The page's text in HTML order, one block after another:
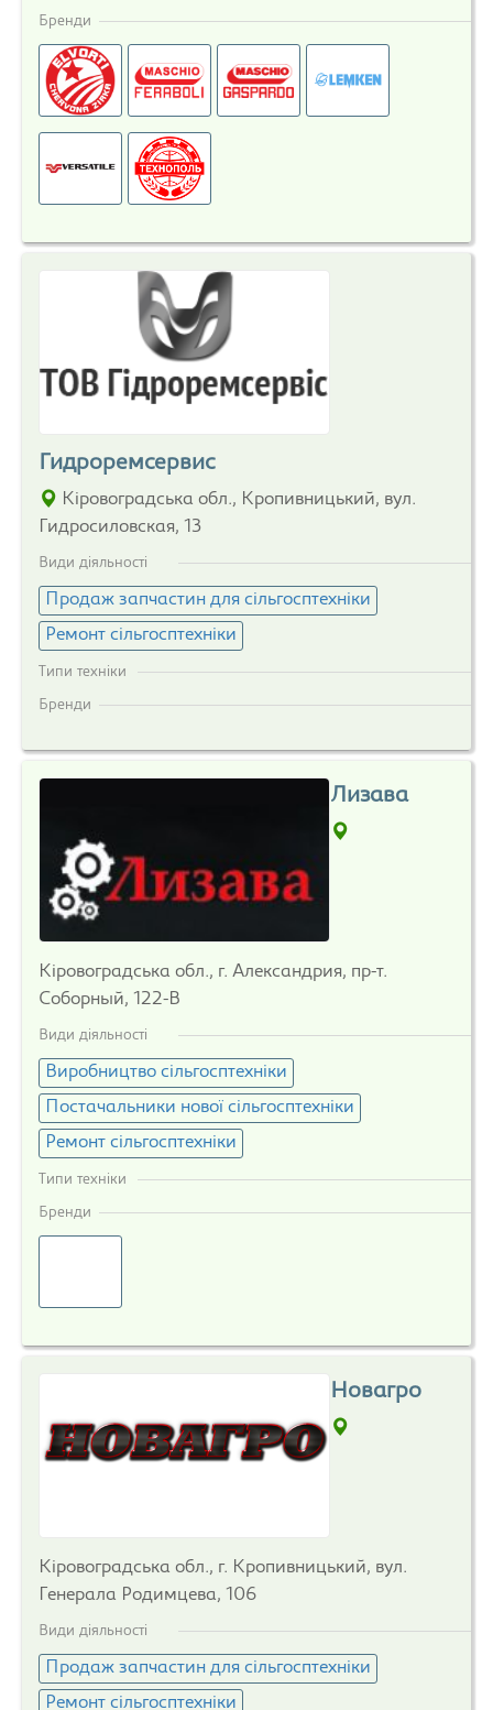
Бренди
Гидроремсервис
Кіровоградська обл., Кропивницький, вул.
Гидросиловская, 13
Види діяльності
Продаж запчастин для сільгосптехніки
Ремонт сільгосптехніки
Типи техніки
Бренди
Лизава
Кіровоградська обл., г. Александрия, пр-т.
Соборный, 122-В
Види діяльності
Виробництво сільгосптехніки
Постачальники нової сільгосптехніки
Ремонт сільгосптехніки
Типи техніки
Бренди
Новагро
Кіровоградська обл., г. Кропивницький, вул.
Генерала Родимцева, 106
Види діяльності
Продаж запчастин для сільгосптехніки
Ремонт сільгосптехніки